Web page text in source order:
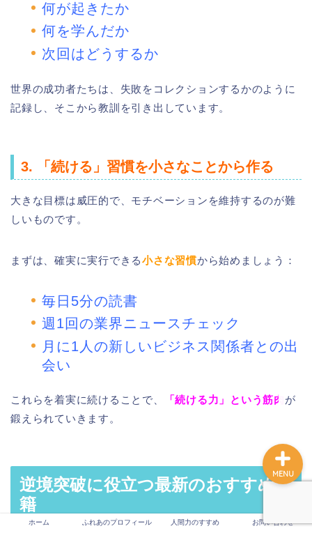
何が起きたか
何を学んだか
次回はどうするか
世界の成功者たちは、失敗をコレクションするかのように
記録し、そこから教訓を引き出しています。
3. 「続ける」習慣を小さなことから作る
大きな目標は威圧的で、モチベーションを維持するのが難
しいものです。
まずは、確実に実行できる小さな習慣から始めましょう：
毎日5分の読書
週1回の業界ニュースチェック
月に1人の新しいビジネス関係者との出
会い
これらを着実に続けることで、 「続ける力」という筋肉 が
鍛えられていきます。
逆境突破に役立つ最新のおすすめ書
籍
ホーム ふれあのプロフィール 人間力のすすめ お問い合わせ
MENU
ふれあのプロフィール
人間力のすすめ
お問い合わせ